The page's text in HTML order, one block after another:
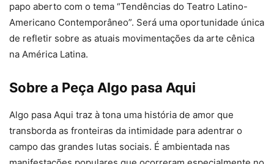
papo aberto com o tema “Tendências do Teatro Latino-
Americano Contemporâneo”. Será uma oportunidade única
de refletir sobre as atuais movimentações da arte cênica
na América Latina.
Sobre a Peça Algo pasa Aqui
Algo pasa Aqui traz à tona uma história de amor que
transborda as fronteiras da intimidade para adentrar o
campo das grandes lutas sociais. É ambientada nas